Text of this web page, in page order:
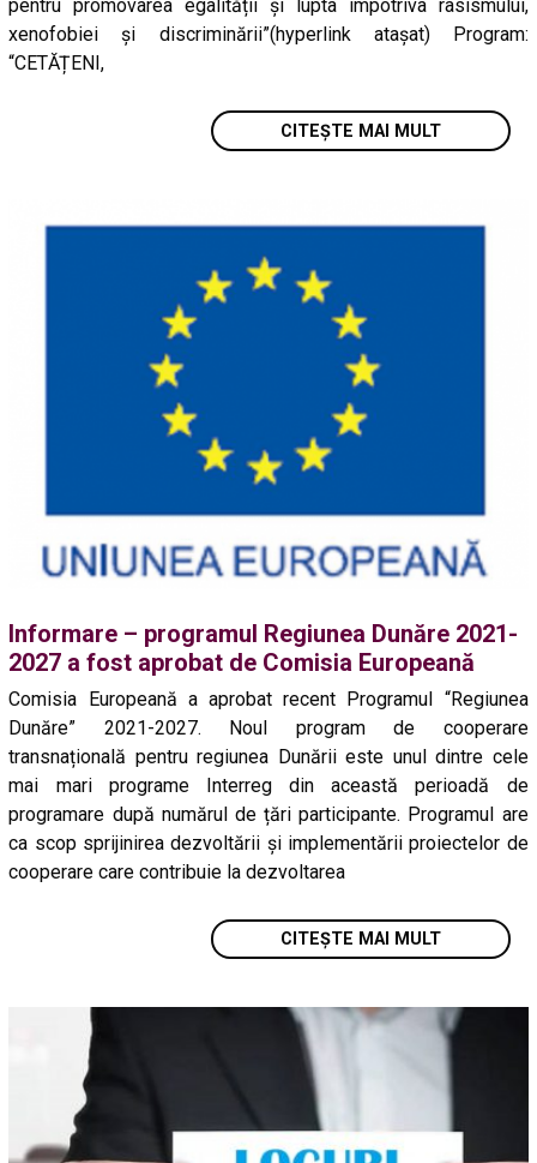
pentru promovarea egalității și lupta împotriva rasismului,
xenofobiei și discriminării”(hyperlink ataşat) Program:
“CETĂȚENI,
CITEȘTE MAI MULT
Informare – programul Regiunea Dunăre 2021-
2027 a fost aprobat de Comisia Europeană
Comisia Europeană a aprobat recent Programul “Regiunea
Dunăre” 2021-2027. Noul program de cooperare
transnațională pentru regiunea Dunării este unul dintre cele
mai mari programe Interreg din această perioadă de
programare după numărul de țări participante. Programul are
ca scop sprijinirea dezvoltării și implementării proiectelor de
cooperare care contribuie la dezvoltarea
CITEȘTE MAI MULT